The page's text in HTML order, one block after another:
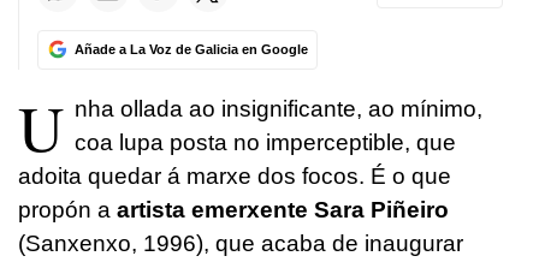
Añade a La Voz de Galicia en Google
U nha ollada ao insignificante, ao mínimo,
coa lupa posta no imperceptible, que
adoita quedar á marxe dos focos. É o que
propón a artista emerxente Sara Piñeiro
(Sanxenxo, 1996), que acaba de inaugurar